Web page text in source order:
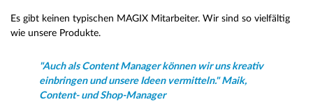
Es gibt keinen typischen MAGIX Mitarbeiter. Wir sind so vielfältig
wie unsere Produkte.
"Auch als Content Manager können wir uns kreativ
einbringen und unsere Ideen vermitteln." Maik,
Content- und Shop-Manager